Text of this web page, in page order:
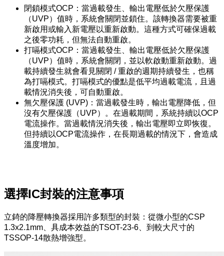
閉鎖模式OCP：當過載發生、輸出電壓低於欠壓保護
（UVP）值時，系統會關閉並鎖住。該轉換器需要被重
新啟用或輸入新電壓以重新啟動。這種方式可確保過載
之後零功耗，但無法自動重啟。
打嗝模式OCP：當過載發生、輸出電壓低於欠壓保護
（UVP）值時，系統會關閉，並以軟啟動重新啟動。過
載持續發生就會看見關閉 / 重啟的週期持續發生，也稱
為打嗝模式。打嗝模式的優點是低平均過載電流，且過
載情況消失後，可自動重啟。
無欠壓保護 (UVP)：當過載發生時，輸出電壓降低，但
沒有欠壓保護（UVP）。在過載期間，系統持續以OCP
電流操作。當過載情況消失後，輸出電壓即立即恢復。
但持續以OCP電流操作，在長期過載的情況下，會造成
溫度增加。
選擇IC封裝的注意事項
立錡的降壓轉換器採用許多類型的封裝：從微小型的CSP
1.3x2.1mm、具成本效益的TSOT-23-6、到較大尺寸的
TSSOP-14散熱增強型。